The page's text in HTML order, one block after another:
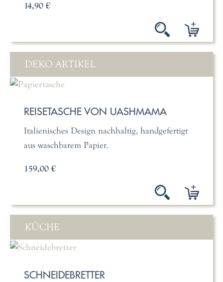
14,90 €
DEKO ARTIKEL
REISETASCHE VON UASHMAMA
Italienisches Design nachhaltig, handgefertigt
aus waschbarem Papier.
159,00 €
KÜCHE
SCHNEIDEBRETTER